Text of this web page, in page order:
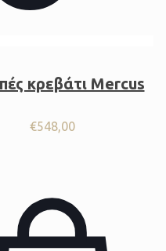
κρεβάτι Mercus
€548,00